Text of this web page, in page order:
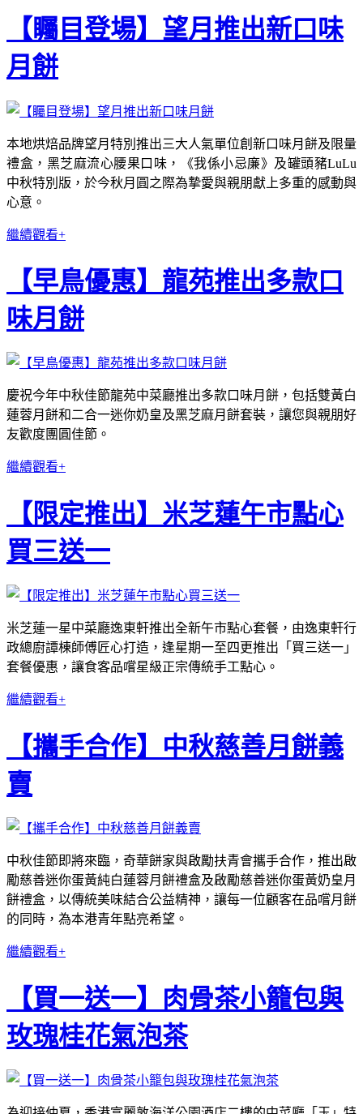
【矚目登場】望月推出新口味
月餅
本地烘焙品牌望月特別推出三大人氣單位創新口味月餅及限量
禮盒，黑芝麻流心腰果口味，《我係小忌廉》及罐頭豬LuLu
中秋特別版，於今秋月圓之際為摯愛與親朋獻上多重的感動與
心意。
繼續觀看+
【早鳥優惠】龍苑推出多款口
味月餅
慶祝今年中秋佳節龍苑中菜廳推出多款口味月餅，包括雙黃白
蓮蓉月餅和二合一迷你奶皇及黑芝麻月餅套裝，讓您與親朋好
友歡度團圓佳節。
繼續觀看+
【限定推出】米芝蓮午市點心
買三送一
米芝蓮一星中菜廳逸東軒推出全新午市點心套餐，由逸東軒行
政總廚譚棟師傅匠心打造，逢星期一至四更推出「買三送一」
套餐優惠，讓食客品嚐星級正宗傳統手工點心。
繼續觀看+
【攜手合作】中秋慈善月餅義
賣
中秋佳節即將來臨，奇華餅家與啟勵扶青會攜手合作，推出啟
勵慈善迷你蛋黃純白蓮蓉月餅禮盒及啟勵慈善迷你蛋黃奶皇月
餅禮盒，以傳統美味結合公益精神，讓每一位顧客在品嚐月餅
的同時，為本港青年點亮希望。
繼續觀看+
【買一送一】肉骨茶小籠包與
玫瑰桂花氣泡茶